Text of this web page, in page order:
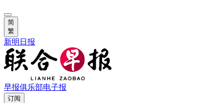
简
繁
新明日报
早报俱乐部电子报
订阅